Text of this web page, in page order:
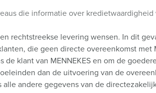
die informatie over
rechtstreekse levering wensen. In dit
die geen directe overeenkomst
klant van MENNEKES en om de
dan de uitvoering van de
andere gegevens van de